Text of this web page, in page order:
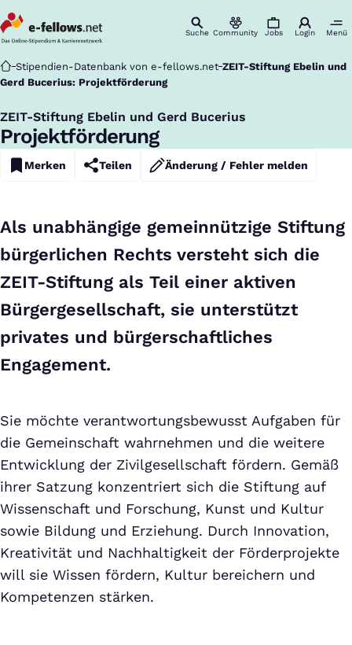
Suche Community Jobs Login Menü
Startseite
Stipendien-Datenbank von e-fellows.net ZEIT-Stiftung Ebelin und
Gerd Bucerius: Projektförderung
ZEIT-Stiftung Ebelin und Gerd Bucerius
:
Projektförderung
Merken Teilen Änderung / Fehler melden
Als unabhängige gemeinnützige Stiftung
bürgerlichen Rechts versteht sich die
ZEIT-Stiftung als Teil einer aktiven
Bürgergesellschaft, sie unterstützt
privates und bürgerschaftliches
Engagement.
Sie möchte verantwortungsbewusst Aufgaben für
die Gemeinschaft wahrnehmen und die weitere
Entwicklung der Zivilgesellschaft fördern. Gemäß
ihrer Satzung konzentriert sich die Stiftung auf
Wissenschaft und Forschung, Kunst und Kultur
sowie Bildung und Erziehung. Durch Innovation,
Kreativität und Nachhaltigkeit der Förderprojekte
will sie Wissen fördern, Kultur bereichern und
Kompetenzen stärken.